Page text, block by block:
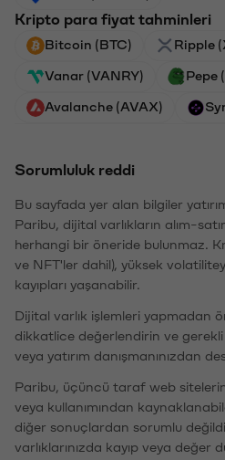
Kripto para fiyat tahminleri
Bitcoin (BTC) Ripple
Vanar (VANRY) Pepe
Avalanche (AVAX)
Sorumluluk reddi
Bu sayfada yer alan bilgiler
Paribu, dijital varlıkların alım-
herhangi bir öneride bulunmaz.
ve NFT'ler dahil), yüksek
kayıpları yaşanabilir.
Dijital varlık işlemleri yapmadan
dikkatlice değerlendirin ve
veya yatırım danışmanınızdan
Paribu, üçüncü taraf web
veya kullanımından
diğer sonuçlardan sorumlu
varlıklarınızda kayıp veya değer